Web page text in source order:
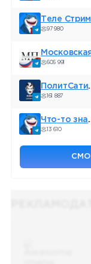
Теле Стрим
97 980
606 991
161 887
Что-то
13 610